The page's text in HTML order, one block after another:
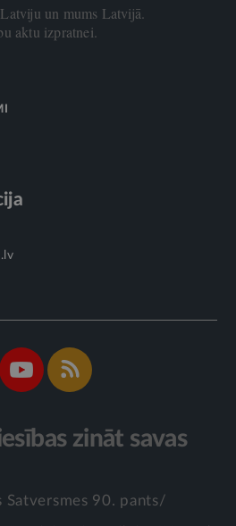
un mums Latvijā.
aktu izpratnei.
zināt savas
Satversmes 90. pants/